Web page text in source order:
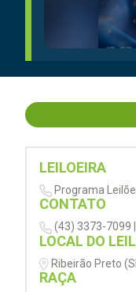
LEILOEIRA
Programa
CONTATO
(43) 3373-7099
LOCAL DO
Ribeirão Preto
RAÇA